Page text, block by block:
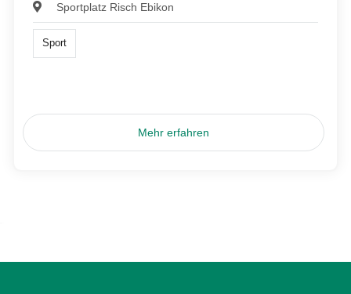
Sportplatz Risch Ebikon
Sport
Mehr erfahren